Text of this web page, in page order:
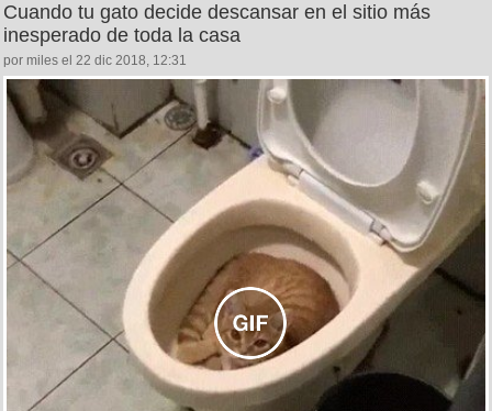
Cuando tu gato decide descansar en el sitio más
inesperado de toda la casa
por miles el 22 dic 2018, 12:31